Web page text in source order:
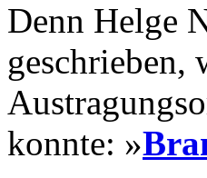
Denn Helge
geschrieben,
konnte: »